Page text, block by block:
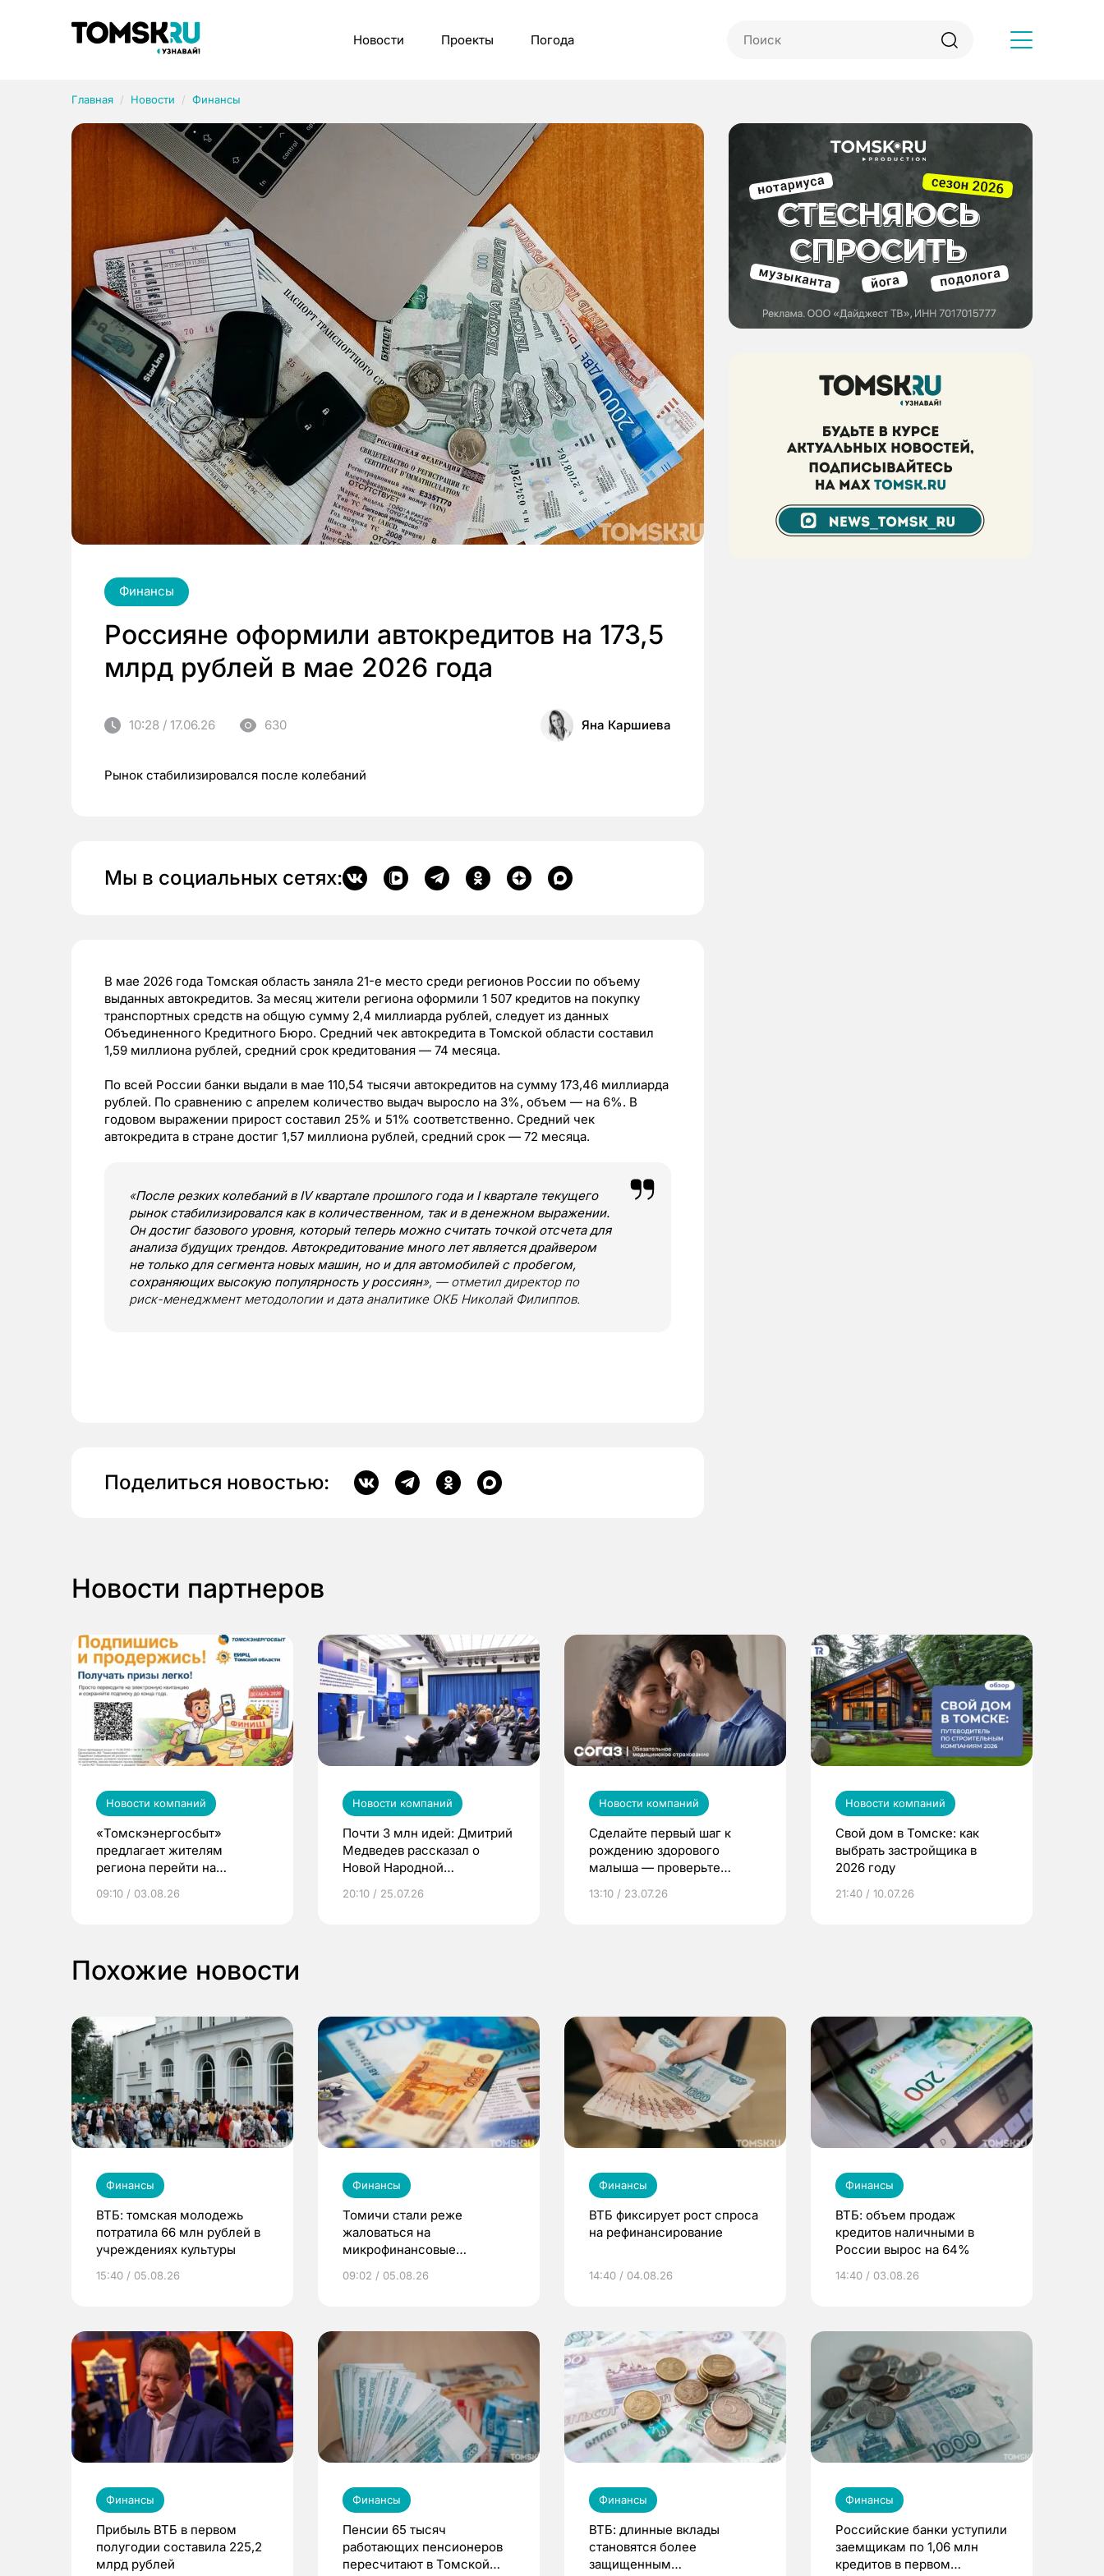
Новости Проекты Погода
Главная Новости Финансы
Финансы
Россияне оформили автокредитов на 173,5
млрд рублей в мае 2026 года
10:28 / 17.06.26 630 Яна Каршиева
Рынок стабилизировался после колебаний
Мы в социальных сетях:
В мае 2026 года Томская область заняла 21-е место среди регионов России по объему
выданных автокредитов. За месяц жители региона оформили 1 507 кредитов на покупку
транспортных средств на общую сумму 2,4 миллиарда рублей, следует из данных
Объединенного Кредитного Бюро. Средний чек автокредита в Томской области составил
1,59 миллиона рублей, средний срок кредитования — 74 месяца.
По всей России банки выдали в мае 110,54 тысячи автокредитов на сумму 173,46 миллиарда
рублей. По сравнению с апрелем количество выдач выросло на 3%, объем — на 6%. В
годовом выражении прирост составил 25% и 51% соответственно. Средний чек
автокредита в стране достиг 1,57 миллиона рублей, средний срок — 72 месяца.
«После резких колебаний в IV квартале прошлого года и I квартале текущего
рынок стабилизировался как в количественном, так и в денежном выражении.
Он достиг базового уровня, который теперь можно считать точкой отсчета для
анализа будущих трендов. Автокредитование много лет является драйвером
не только для сегмента новых машин, но и для автомобилей с пробегом,
сохраняющих высокую популярность у россиян», — отметил директор по
риск-менеджмент методологии и дата аналитике ОКБ Николай Филиппов.
Поделиться новостью:
Новости партнеров
Новости компаний
«Томскэнергосбыт»
предлагает жителям
региона перейти на
выиграть призы
09:10 / 03.08.26
Новости компаний
Почти 3 млн идей: Дмитрий
Медведев рассказал о
Новой Народной
20:10 / 25.07.26
Новости компаний
Сделайте первый шаг к
рождению здорового
малыша — проверьте
по ОМС!
13:10 / 23.07.26
Новости компаний
Свой дом в Томске: как
выбрать застройщика в
2026 году
21:40 / 10.07.26
Похожие новости
Финансы
ВТБ: томская молодежь
потратила 66 млн рублей в
учреждениях культуры
15:40 / 05.08.26
Финансы
Томичи стали реже
жаловаться на
микрофинансовые
09:02 / 05.08.26
Финансы
ВТБ фиксирует рост спроса
на рефинансирование
14:40 / 04.08.26
Финансы
ВТБ: объем продаж
кредитов наличными в
России вырос на 64%
14:40 / 03.08.26
Финансы
Прибыль ВТБ в первом
полугодии составила 225,2
млрд рублей
Финансы
Пенсии 65 тысяч
работающих пенсионеров
пересчитают в Томской
Финансы
ВТБ: длинные вклады
становятся более
защищенным
Финансы
Российские банки уступили
заемщикам по 1,06 млн
кредитов в первом
Рубрики